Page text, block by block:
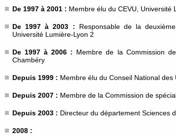
De 1997 à 2001 : Membre élu du CEVU, Université
De 1997 à 2003 : Responsable de la
Université Lumière-Lyon 2
De 1997 à 2006 : Membre de la Commission
Chambéry
Depuis 1999 : Membre élu du Conseil National
Depuis 2007 : Membre de la Commission de
Depuis 2003 : Directeur du département Sciences
2008 :